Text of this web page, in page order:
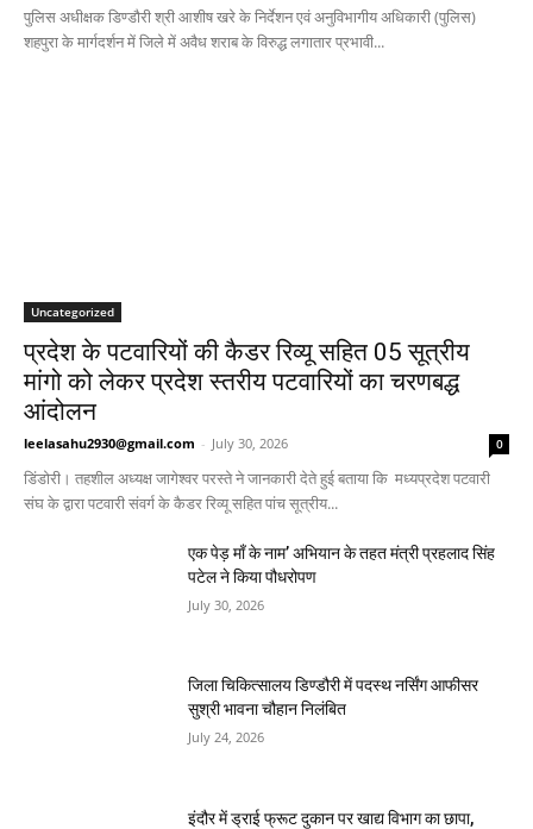
पुलिस अधीक्षक डिण्डौरी श्री आशीष खरे के निर्देशन एवं अनुविभागीय अधिकारी (पुलिस)
शहपुरा के मार्गदर्शन में जिले में अवैध शराब के विरुद्ध लगातार प्रभावी...
Uncategorized
प्रदेश के पटवारियों की कैडर रिव्यू सहित 05 सूत्रीय
मांगो को लेकर प्रदेश स्तरीय पटवारियों का चरणबद्ध
आंदोलन
leelasahu2930@gmail.com - July 30, 2026 0
डिंडोरी। तहशील अध्यक्ष जागेश्वर परस्ते ने जानकारी देते हुई बताया कि मध्यप्रदेश पटवारी
संघ के द्वारा पटवारी संवर्ग के कैडर रिव्यू सहित पांच सूत्रीय...
एक पेड़ माँ के नाम’ अभियान के तहत मंत्री प्रहलाद सिंह
पटेल ने किया पौधरोपण
July 30, 2026
जिला चिकित्सालय डिण्डौरी में पदस्थ नर्सिंग आफीसर
सुश्री भावना चौहान निलंबित
July 24, 2026
इंदौर में ड्राई फ्रूट दुकान पर खाद्य विभाग का छापा,